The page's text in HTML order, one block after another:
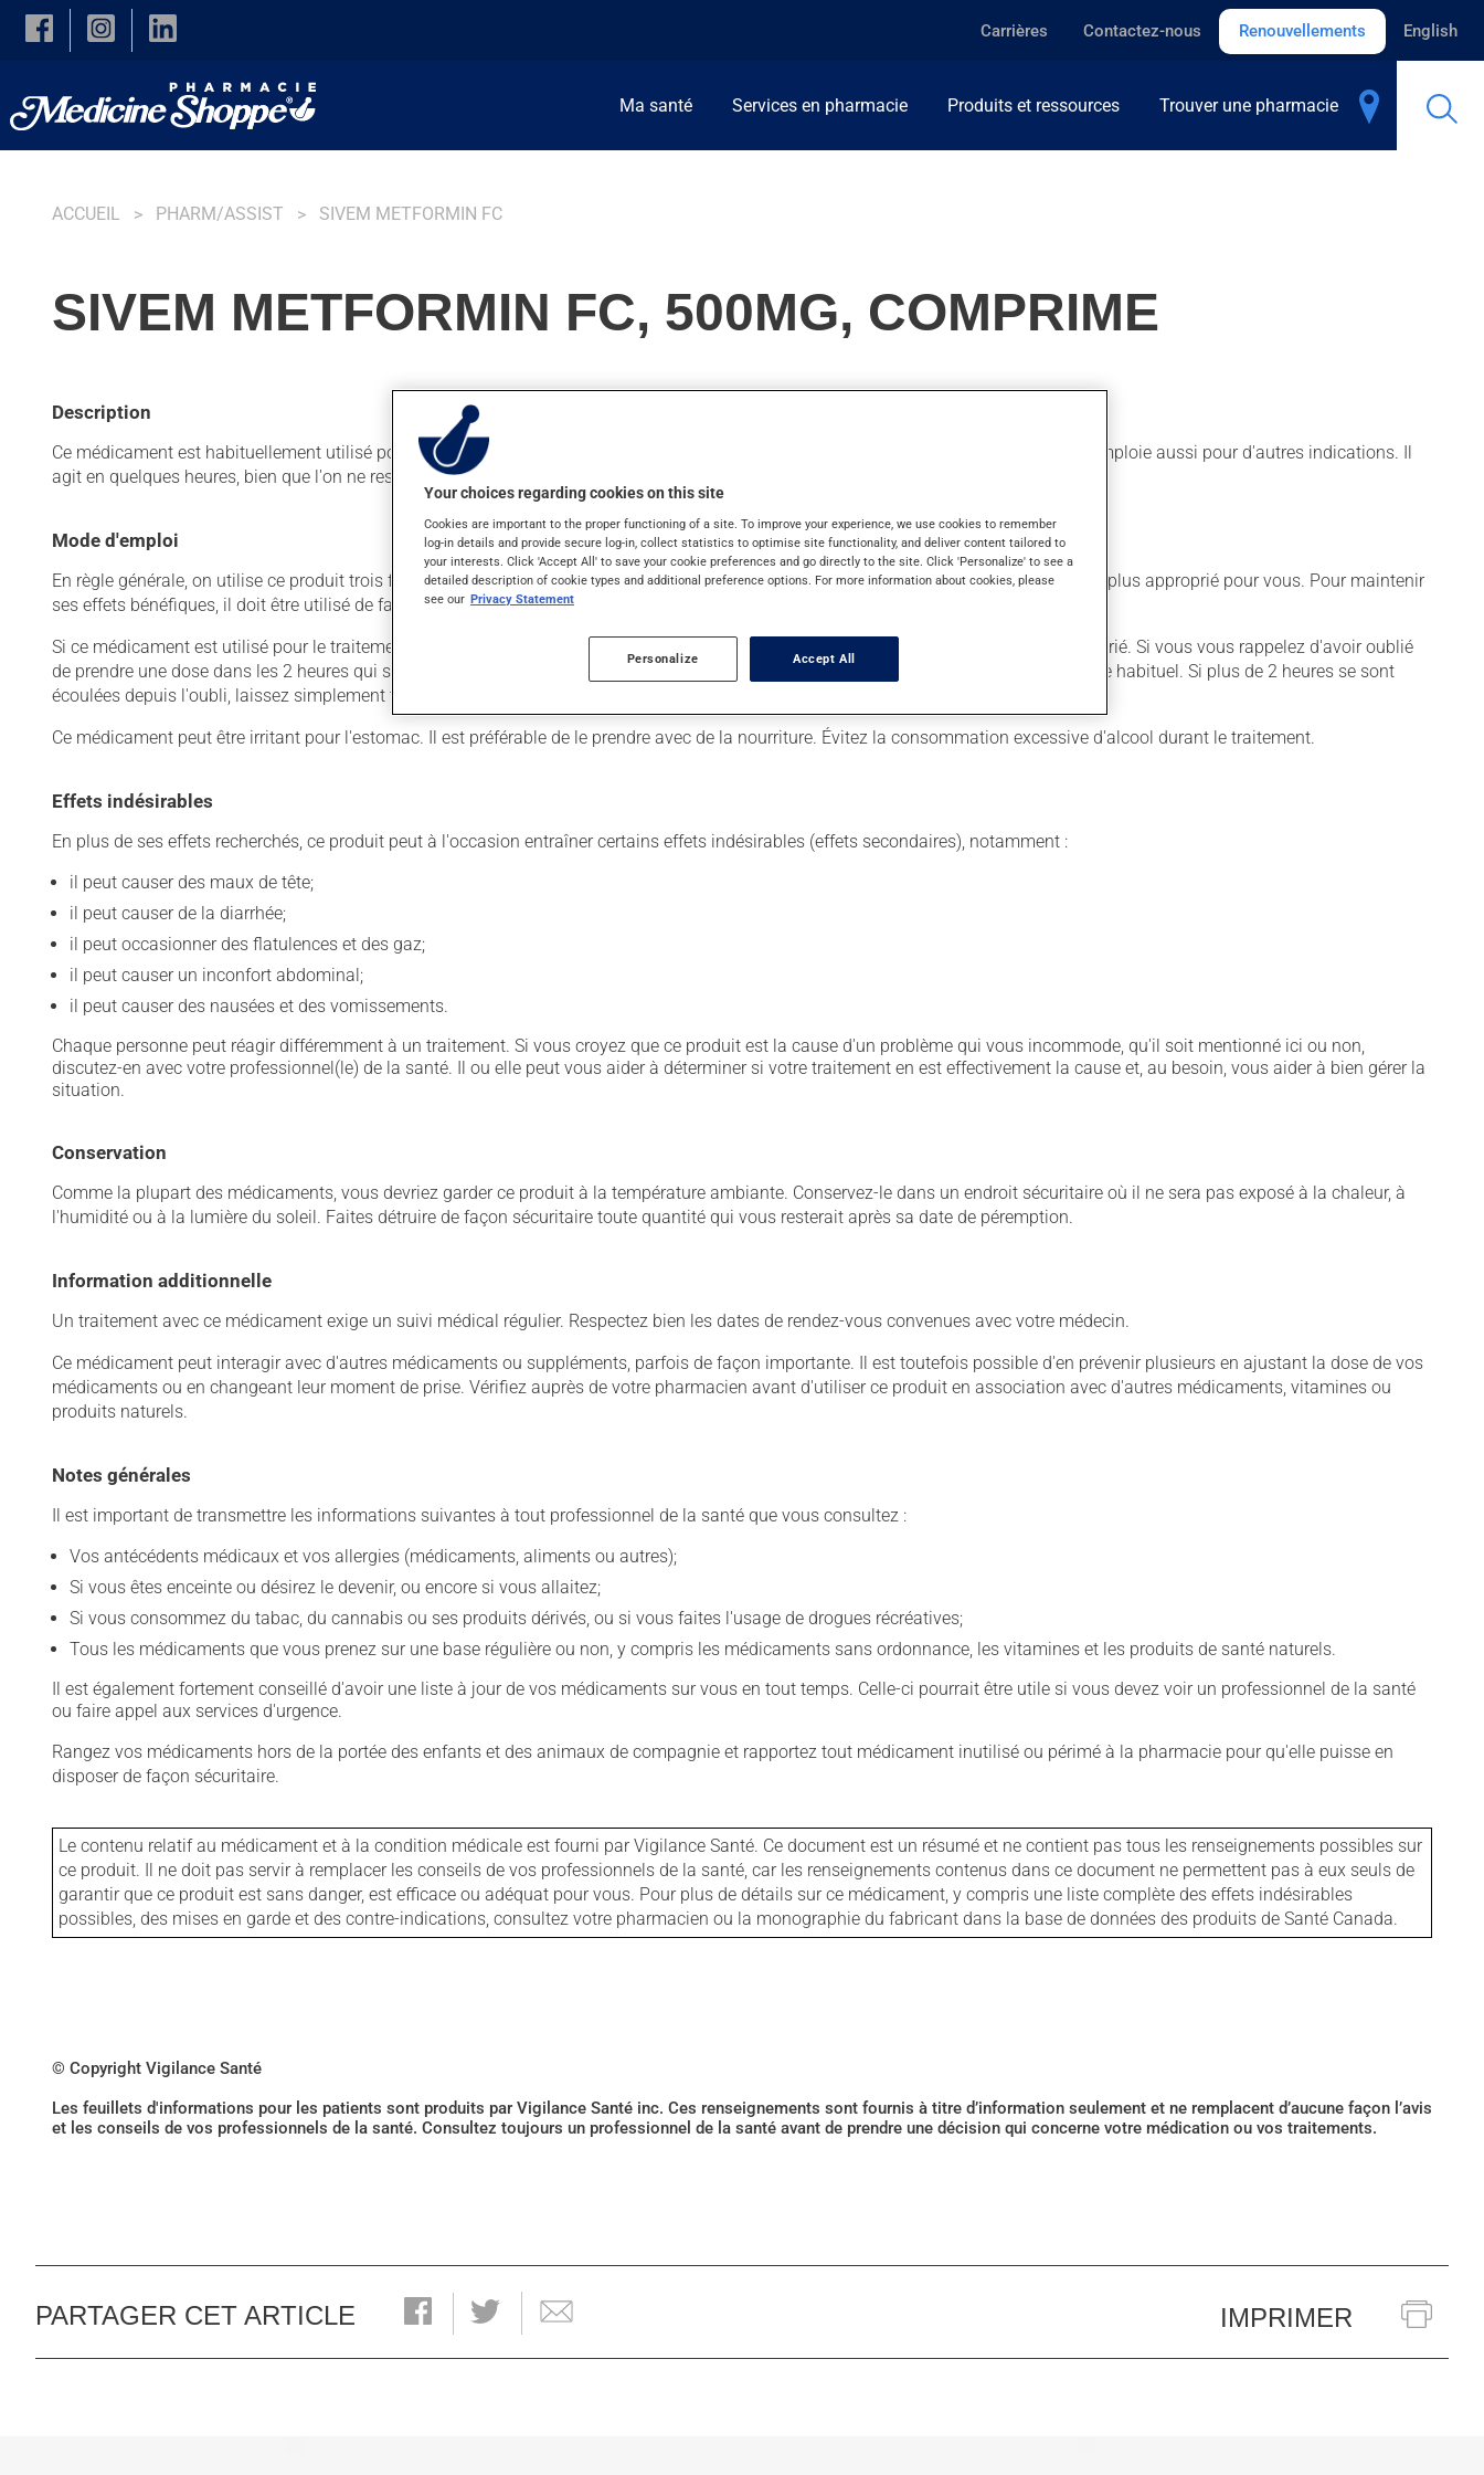
Skip to main content
Carrières Contactez-nous Renouvellements English
Ma santé Services en pharmacie Produits et ressources Trouver une pharmacie
ACCUEIL PHARM/ASSIST SIVEM METFORMIN FC
SIVEM METFORMIN FC, 500MG, COMPRIME
Description
Ce médicament est habituellement utilisé pour contrôler le taux de sucre dans le sang (glycémie) chez les personnes diabétiques. On l'emploie aussi pour d'autres indications. Il
agit en quelques heures, bien que l'on ne ressente normalement pas son action.
Mode d'emploi
En règle générale, on utilise ce produit trois fois par jour. Il est possible que votre pharmacien vous ait indiqué un horaire différent qui est plus approprié pour vous. Pour maintenir
ses effets bénéfiques, il doit être utilisé de façon régulière et continue. Assurez-vous de ne jamais en manquer.
Si ce médicament est utilisé pour le traitement du diabète, vous devriez vérifier régulièrement votre glycémie à l'aide d'un appareil approprié. Si vous vous rappelez d'avoir oublié
de prendre une dose dans les 2 heures qui suivent l'heure de prise habituelle, prenez-la dès que vous y pensez, puis reprenez votre horaire habituel. Si plus de 2 heures se sont
écoulées depuis l'oubli, laissez simplement tomber la dose oubliée. Ne doublez pas la dose suivante pour tenter de vous rattraper.
Ce médicament peut être irritant pour l'estomac. Il est préférable de le prendre avec de la nourriture. Évitez la consommation excessive d'alcool durant le traitement.
Effets indésirables
En plus de ses effets recherchés, ce produit peut à l'occasion entraîner certains effets indésirables (effets secondaires), notamment :
il peut causer des maux de tête;
il peut causer de la diarrhée;
il peut occasionner des flatulences et des gaz;
il peut causer un inconfort abdominal;
il peut causer des nausées et des vomissements.
Chaque personne peut réagir différemment à un traitement. Si vous croyez que ce produit est la cause d'un problème qui vous incommode, qu'il soit mentionné ici ou non,
discutez-en avec votre professionnel(le) de la santé. Il ou elle peut vous aider à déterminer si votre traitement en est effectivement la cause et, au besoin, vous aider à bien gérer la
situation.
Conservation
Comme la plupart des médicaments, vous devriez garder ce produit à la température ambiante. Conservez-le dans un endroit sécuritaire où il ne sera pas exposé à la chaleur, à
l'humidité ou à la lumière du soleil. Faites détruire de façon sécuritaire toute quantité qui vous resterait après sa date de péremption.
Information additionnelle
Un traitement avec ce médicament exige un suivi médical régulier. Respectez bien les dates de rendez-vous convenues avec votre médecin.
Ce médicament peut interagir avec d'autres médicaments ou suppléments, parfois de façon importante. Il est toutefois possible d'en prévenir plusieurs en ajustant la dose de vos
médicaments ou en changeant leur moment de prise. Vérifiez auprès de votre pharmacien avant d'utiliser ce produit en association avec d'autres médicaments, vitamines ou
produits naturels.
Notes générales
Il est important de transmettre les informations suivantes à tout professionnel de la santé que vous consultez :
Vos antécédents médicaux et vos allergies (médicaments, aliments ou autres);
Si vous êtes enceinte ou désirez le devenir, ou encore si vous allaitez;
Si vous consommez du tabac, du cannabis ou ses produits dérivés, ou si vous faites l'usage de drogues récréatives;
Tous les médicaments que vous prenez sur une base régulière ou non, y compris les médicaments sans ordonnance, les vitamines et les produits de santé naturels.
Il est également fortement conseillé d'avoir une liste à jour de vos médicaments sur vous en tout temps. Celle-ci pourrait être utile si vous devez voir un professionnel de la santé
ou faire appel aux services d'urgence.
Rangez vos médicaments hors de la portée des enfants et des animaux de compagnie et rapportez tout médicament inutilisé ou périmé à la pharmacie pour qu'elle puisse en
disposer de façon sécuritaire.
Le contenu relatif au médicament et à la condition médicale est fourni par Vigilance Santé. Ce document est un résumé et ne contient pas tous les renseignements possibles sur
ce produit. Il ne doit pas servir à remplacer les conseils de vos professionnels de la santé, car les renseignements contenus dans ce document ne permettent pas à eux seuls de
garantir que ce produit est sans danger, est efficace ou adéquat pour vous. Pour plus de détails sur ce médicament, y compris une liste complète des effets indésirables
possibles, des mises en garde et des contre-indications, consultez votre pharmacien ou la monographie du fabricant dans la base de données des produits de Santé Canada.
© Copyright Vigilance Santé
Les feuillets d'informations pour les patients sont produits par Vigilance Santé inc. Ces renseignements sont fournis à titre d’information seulement et ne remplacent d’aucune façon l’avis
et les conseils de vos professionnels de la santé. Consultez toujours un professionnel de la santé avant de prendre une décision qui concerne votre médication ou vos traitements.
PARTAGER CET ARTICLE IMPRIMER
Your choices regarding cookies on this site
Cookies are important to the proper functioning of a site. To improve your experience, we use cookies to remember
log-in details and provide secure log-in, collect statistics to optimise site functionality, and deliver content tailored to
your interests. Click 'Accept All' to save your cookie preferences and go directly to the site. Click 'Personalize' to see a
detailed description of cookie types and additional preference options. For more information about cookies, please
see our Privacy Statement
Personalize Accept All